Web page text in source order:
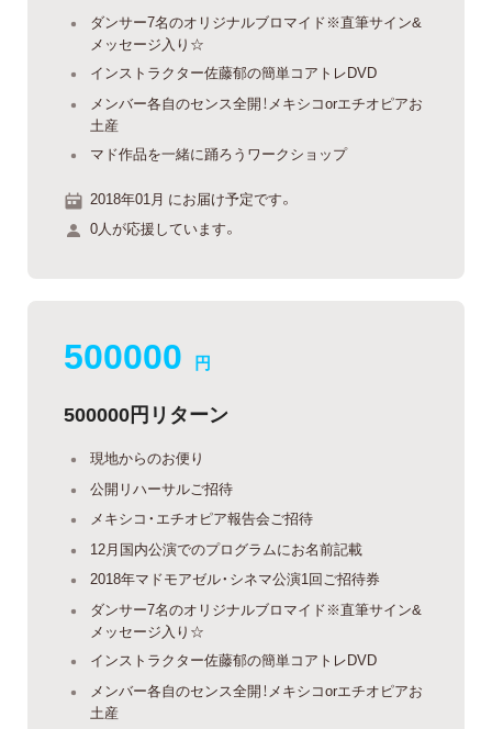
ダンサー7名のオリジナルブロマイド※直筆サイン&
メッセージ入り☆
インストラクター佐藤郁の簡単コアトレDVD
メンバー各自のセンス全開！メキシコorエチオピアお
土産
マド作品を一緒に踊ろうワークショップ
2018年01月 にお届け予定です。
0人が応援しています。
500000 円
500000円リターン
現地からのお便り
公開リハーサルご招待
メキシコ・エチオピア報告会ご招待
12月国内公演でのプログラムにお名前記載
2018年マドモアゼル・シネマ公演1回ご招待券
ダンサー7名のオリジナルブロマイド※直筆サイン&
メッセージ入り☆
インストラクター佐藤郁の簡単コアトレDVD
メンバー各自のセンス全開！メキシコorエチオピアお
土産